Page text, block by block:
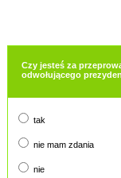
Czy jesteś za
odwołującego
tak
nie mam zdania
nie